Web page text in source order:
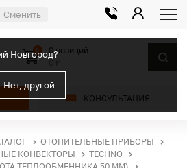
Сменить
Новгород?
Нет, другой
КОНСУЛЬТАЦИЯ
0
0 позиций
ОТОПИТЕЛЬНЫЕ ПРИБОРЫ
КОНВЕКТОРЫ
TECHNO